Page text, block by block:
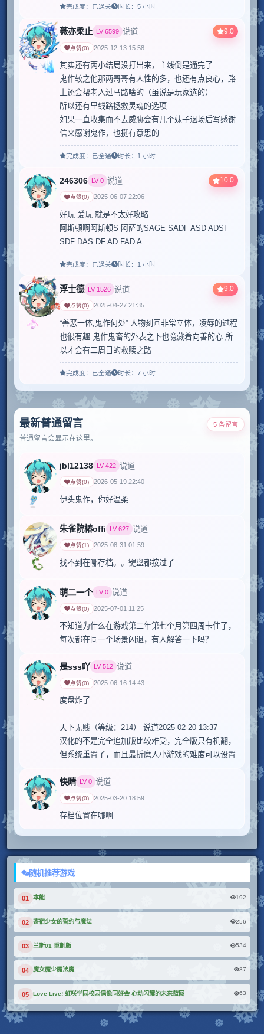
完成度： 已通关 时长： 5 小时
9.0
薇亦柔止 LV6599 说道
点赞(0) 2025-12-13 15:58
其实还有两小结局没打出来，主线倒是通完了
鬼作较之他那两哥哥有人性的多，也还有点良心，路
上还会帮老人过马路啥的（虽说是玩家选的）
所以还有里线路拯救灵魂的选项
如果一直收集而不去威胁会有几个妹子退场后写感谢
信来感谢鬼作，也挺有意思的
完成度： 已全通 时长： 1 小时
10.0
246306 LV0 说道
点赞(0) 2025-06-07 22:06
好玩 爱玩 就是不太好攻略
阿斯顿啊阿斯顿S 阿萨的SAGE SADF ASD ADSF
SDF DAS DF AD FAD A
完成度： 已通关 时长： 1 小时
9.0
浮士德 LV 1526 说道
点赞(0) 2025-04-27 21:35
“善恶一体,鬼作何处” 人物刻画非常立体，凌辱的过程
也很有趣 鬼作鬼畜的外表之下也隐藏着向善的心 所
以才会有二周目的救赎之路
完成度： 已全通 时长： 7 小时
最新普通留言
普通留言会显示在这里。
5 条留言
jbl12138 LV422 说道
点赞(0) 2026-05-19 22:40
伊头鬼作，你好温柔
朱雀院椿offi LV627 说道
点赞(1) 2025-08-31 01:59
萌二一个 LV0 说道
点赞(0) 2025-07-01 11:25
不知道为什么在游戏第二年第七个月第四周卡住了，
每次都在同一个场景闪退，有人解答一下吗？
是sss吖 LV512 说道
点赞(0) 2025-06-16 14:43
度盘炸了
天下无贱（等级：214） 说道2025-02-20 13:37
汉化的不是完全追加版比较难受，完全版只有机翻，
但系统重置了，而且最折磨人小游戏的难度可以设置
快晴 LV0 说道
点赞(0) 2025-03-20 18:59
随机推荐游戏
01 本能 192
02 寄宿少女的誓约与魔法 256
03 兰斯01 重制版 534
04 魔女魔少魔法魔 87
05 Love Live! 虹咲学园校园偶像同好会 心动闪耀的未来蓝图 63